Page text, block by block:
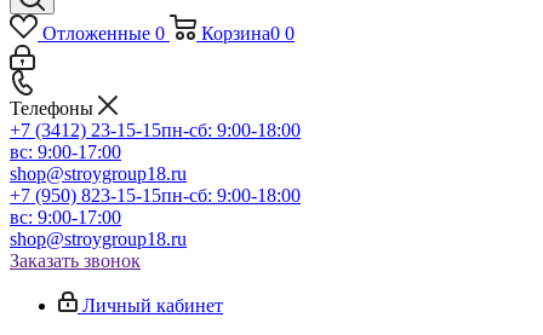
Отложенные 0 Корзина0 0
Телефоны
+7 (3412) 23-15-15пн-сб: 9:00-18:00
вс: 9:00-17:00
shop@stroygroup18.ru
+7 (950) 823-15-15пн-сб: 9:00-18:00
вс: 9:00-17:00
shop@stroygroup18.ru
Заказать звонок
Личный кабинет